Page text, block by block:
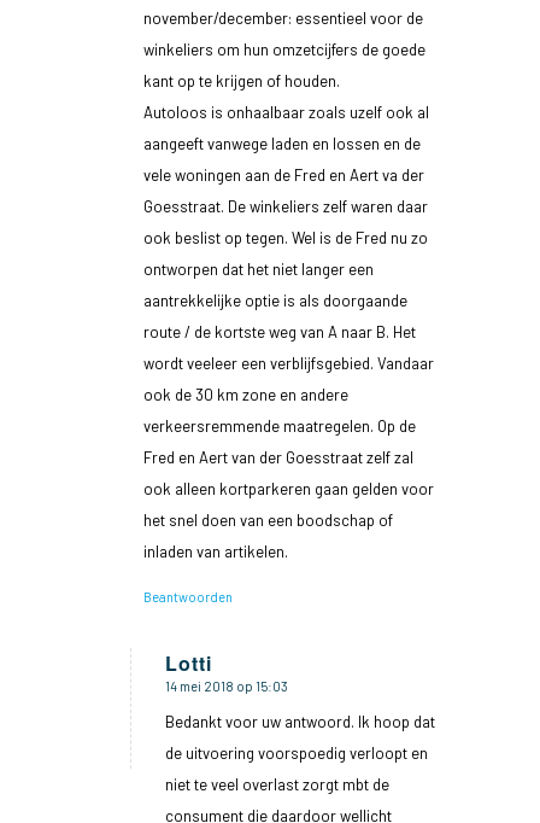
november/december: essentieel voor de
winkeliers om hun omzetcijfers de goede
kant op te krijgen of houden.
Autoloos is onhaalbaar zoals uzelf ook al
aangeeft vanwege laden en lossen en de
vele woningen aan de Fred en Aert va der
Goesstraat. De winkeliers zelf waren daar
ook beslist op tegen. Wel is de Fred nu zo
ontworpen dat het niet langer een
aantrekkelijke optie is als doorgaande
route / de kortste weg van A naar B. Het
wordt veeleer een verblijfsgebied. Vandaar
ook de 30 km zone en andere
verkeersremmende maatregelen. Op de
Fred en Aert van der Goesstraat zelf zal
ook alleen kortparkeren gaan gelden voor
het snel doen van een boodschap of
inladen van artikelen.
Beantwoorden
Lotti
zegt:
14 mei 2018 op 15:03
Bedankt voor uw antwoord. Ik hoop dat
de uitvoering voorspoedig verloopt en
niet te veel overlast zorgt mbt de
consument die daardoor wellicht